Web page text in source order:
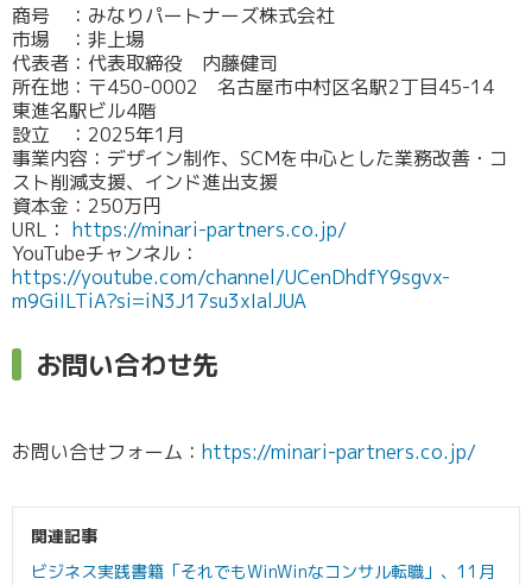
商号 ：みなりパートナーズ株式会社
市場 ：非上場
代表者：代表取締役 内藤健司
所在地：〒450-0002 名古屋市中村区名駅2丁目45-14
東進名駅ビル4階
設立 ：2025年1月
事業内容：デザイン制作、SCMを中心とした業務改善・コ
スト削減支援、インド進出支援
資本金：250万円
URL： https://minari-partners.co.jp/
YouTubeチャンネル：
https://youtube.com/channel/UCenDhdfY9sgvx-
m9GiILTiA?si=iN3J17su3xIalJUA
お問い合わせ先
お問い合せフォーム： https://minari-partners.co.jp/
関連記事
ビジネス実践書籍「それでもWinWinなコンサル転職」、11月